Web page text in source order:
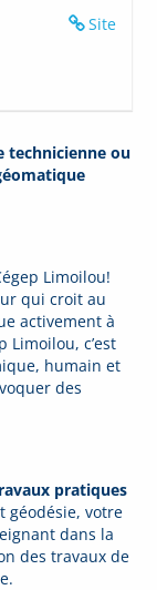
Site
technicienne ou
Limoilou!
qui croit au
activement à
Limoilou, c’est
humain et
des
pratiques
géodésie, votre
dans la
des travaux de